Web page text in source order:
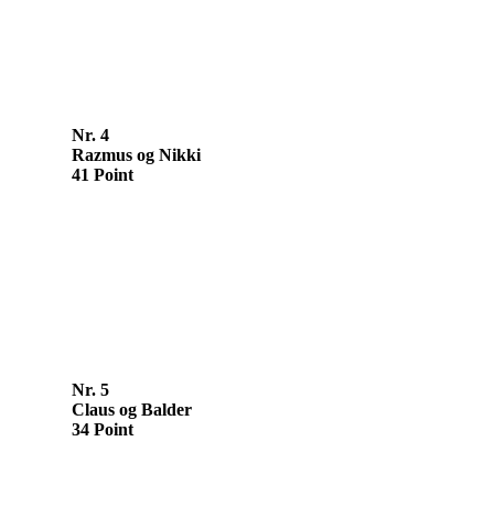
Nr. 4
Razmus og Nikki
41 Point
Nr. 5
Claus og Balder
34 Point